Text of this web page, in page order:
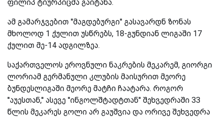
ფილიპ ტიურპიცმა გაიტანა.
ამ გამარჯვებით ''მაგდებურგი'' გასავარდნ ზონას
მხოლოდ 1 ქულით უსწრებს, 18-გუნდიან ლიგაში 17
ქულით მე-14 ადგილზეა.
საქართველოს ეროვნული ნაკრების მეკარემ, გიორგი
ლორიამ გერმანული კლუბის მაისურით მეორე
ბუნდესლიგაში მეორე მატჩი ჩაატარა. როგორ
''აუესთან,'' ასევე ''ინგოლშტადტთან'' შეხვედრაში 33
წლის მეკარეს გოლი არ გაუშვია და ორივე შეხვედრა